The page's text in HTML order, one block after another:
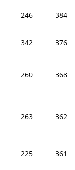
246 384
342
376
260 368
263 362
225 361